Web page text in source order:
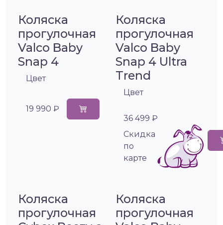
Коляска
прогулочная
Valco Baby
Snap 4
Цвет
19 990 ₽
Коляска
прогулочная
Valco Baby
Snap 4 Ultra
Trend
Цвет
36 499 ₽
Cкидка
по
карте
Коляска
прогулочная
Коляска
прогулочная